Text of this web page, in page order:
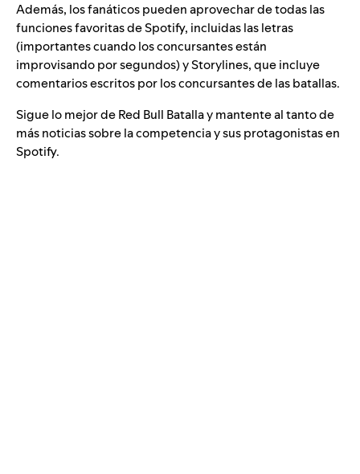
Además, los fanáticos pueden aprovechar de todas las
funciones favoritas de Spotify, incluidas las letras
(importantes cuando los concursantes están
improvisando por segundos) y Storylines, que incluye
comentarios escritos por los concursantes de las batallas.
Sigue lo mejor de Red Bull Batalla y mantente al tanto de
más noticias sobre la competencia y sus protagonistas en
Spotify.